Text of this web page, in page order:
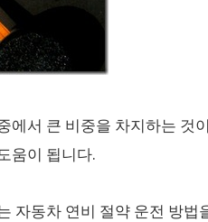
에서 큰 비중을 차지하는 것
움이 됩니다.
자동차 연비 절약 운전 방법